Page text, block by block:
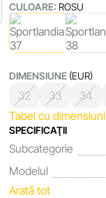
CULOARE: ROSU
DIMENSIUNE (EUR)
32 33 34
Tabel cu dimensiuni
SPECIFICAŢII
Subcategorie
Modelul
Arată tot